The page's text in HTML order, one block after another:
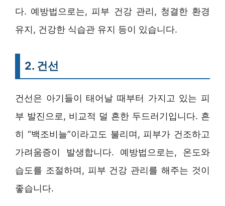
다. 예방법으로는, 피부 건강 관리, 청결한 환경
유지, 건강한 식습관 유지 등이 있습니다.
2. 건선
건선은 아기들이 태어날 때부터 가지고 있는 피
부 발진으로, 비교적 덜 흔한 두드러기입니다. 흔
히 “백조비늘”이라고도 불리며, 피부가 건조하고
가려움증이 발생합니다. 예방법으로는, 온도와
습도를 조절하며, 피부 건강 관리를 해주는 것이
좋습니다.